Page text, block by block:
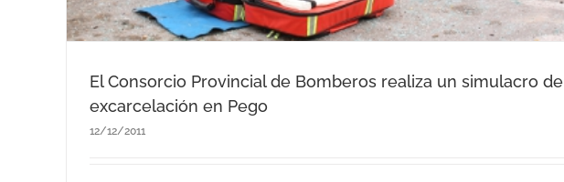
El Consorcio Provincial de Bomberos realiza un simulacro de
excarcelación en Pego
12/12/2011